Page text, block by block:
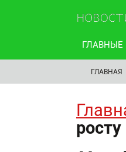
ГЛАВНЫЕ
ГЛАВНАЯ